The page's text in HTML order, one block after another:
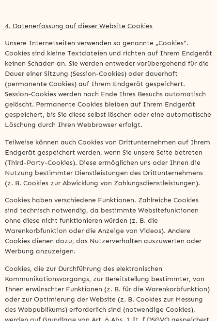
4. Datenerfassung auf dieser Website Cookies
Unsere Internetseiten verwenden so genannte „Cookies“.
Cookies sind kleine Textdateien und richten auf Ihrem Endgerät
keinen Schaden an. Sie werden entweder vorübergehend für die
Dauer einer Sitzung (Session-Cookies) oder dauerhaft
(permanente Cookies) auf Ihrem Endgerät gespeichert.
Session-Cookies werden nach Ende Ihres Besuchs automatisch
gelöscht. Permanente Cookies bleiben auf Ihrem Endgerät
gespeichert, bis Sie diese selbst löschen oder eine automatische
Löschung durch Ihren Webbrowser erfolgt.
Teilweise können auch Cookies von Drittunternehmen auf Ihrem
Endgerät gespeichert werden, wenn Sie unsere Seite betreten
(Third-Party-Cookies). Diese ermöglichen uns oder Ihnen die
Nutzung bestimmter Dienstleistungen des Drittunternehmens
(z. B. Cookies zur Abwicklung von Zahlungsdienstleistungen).
Cookies haben verschiedene Funktionen. Zahlreiche Cookies
sind technisch notwendig, da bestimmte Websitefunktionen
ohne diese nicht funktionieren würden (z. B. die
Warenkorbfunktion oder die Anzeige von Videos). Andere
Cookies dienen dazu, das Nutzerverhalten auszuwerten oder
Werbung anzuzeigen.
Cookies, die zur Durchführung des elektronischen
Kommunikationsvorgangs, zur Bereitstellung bestimmter, von
Ihnen erwünschter Funktionen (z. B. für die Warenkorbfunktion)
oder zur Optimierung der Website (z. B. Cookies zur Messung
des Webpublikums) erforderlich sind (notwendige Cookies),